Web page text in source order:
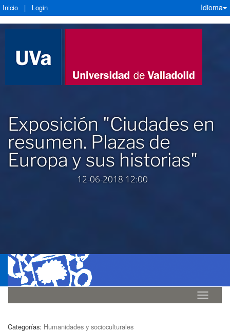
Inicio | Login Idioma
Exposición "Ciudades en
resumen. Plazas de
Europa y sus historias"
12-06-2018 12:00
Idioma
Categorías: Humanidades y socioculturales